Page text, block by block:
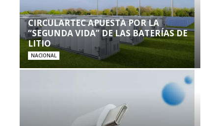
CIRCULARTEC APUESTA POR LA
“SEGUNDA VIDA” DE LAS BATERÍAS DE
LITIO
NACIONAL